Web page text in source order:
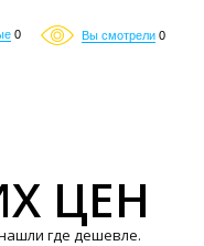
0 Вы смотрели 0
ЦЕН
где дешевле.